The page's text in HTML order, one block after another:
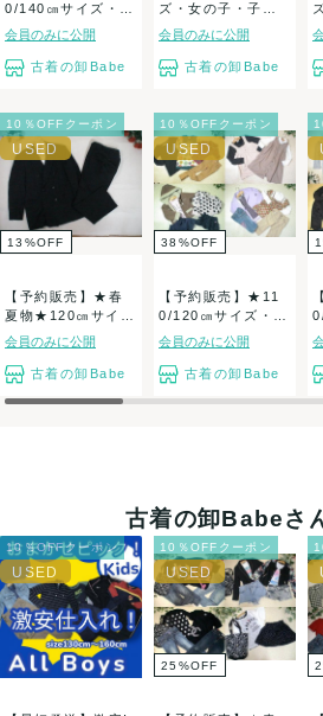
0/140㎝サイズ・女
の子・子供...
会員のみに公開
古着の卸Babe
ズ・女の子・子供
服★ナチュラ...
会員のみに公開
古着の卸Babe
10％OFFクーポン
13 %OFF
【予約販売】★春
夏物★120㎝サイ
ズ・女の子・子
供...
会員のみに公開
古着の卸Babe
10％OFFクーポン
38 %OFF
【予約販売】★11
0/120㎝サイズ・女
の子・子供...
会員のみに公開
古着の卸Babe
古着の卸Babeさ
10％OFFクーポン 10％OFFクーポン
25 %OFF